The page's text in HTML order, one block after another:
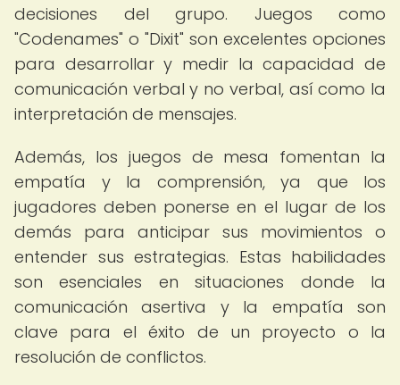
decisiones del grupo. Juegos como
"Codenames" o "Dixit" son excelentes opciones
para desarrollar y medir la capacidad de
comunicación verbal y no verbal, así como la
interpretación de mensajes.
Además, los juegos de mesa fomentan la
empatía y la comprensión, ya que los
jugadores deben ponerse en el lugar de los
demás para anticipar sus movimientos o
entender sus estrategias. Estas habilidades
son esenciales en situaciones donde la
comunicación asertiva y la empatía son
clave para el éxito de un proyecto o la
resolución de conflictos.